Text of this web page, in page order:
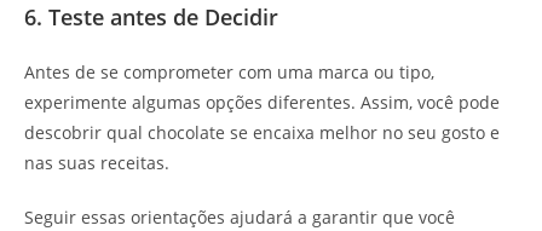
6. Teste antes de Decidir
Antes de se comprometer com uma marca ou tipo,
experimente algumas opções diferentes. Assim, você pode
descobrir qual chocolate se encaixa melhor no seu gosto e
nas suas receitas.
Seguir essas orientações ajudará a garantir que você